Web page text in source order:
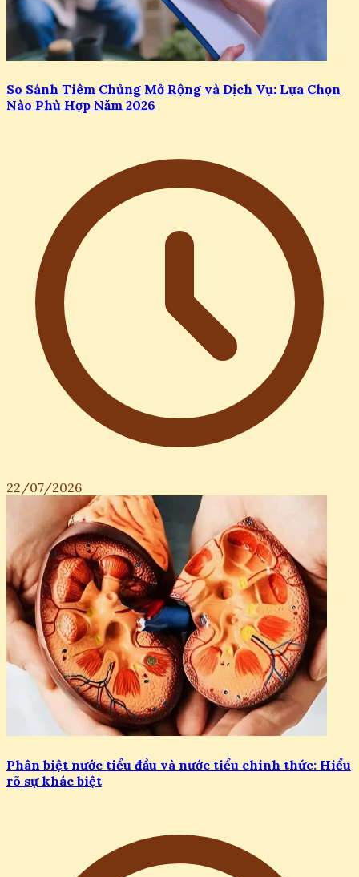
So Sánh Tiêm Chủng Mở Rộng và Dịch Vụ: Lựa Chọn
Nào Phù Hợp Năm 2026
22/07/2026
Phân biệt nước tiểu đầu và nước tiểu chính thức: Hiểu
rõ sự khác biệt